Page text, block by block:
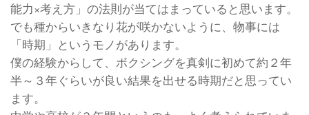
能力×考え方」の法則が当てはまっていると思います。
でも種からいきなり花が咲かないように、物事には
「時期」というモノがあります。
僕の経験からして、ボクシングを真剣に初めて約２年
半～３年ぐらいが良い結果を出せる時期だと思ってい
ます。